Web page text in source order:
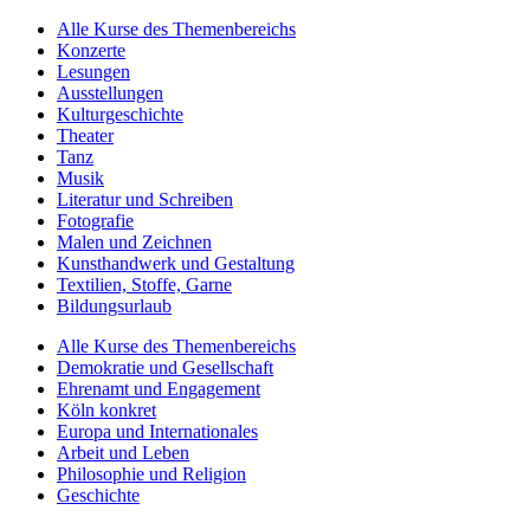
Alle Kurse des Themenbereichs
Konzerte
Lesungen
Ausstellungen
Kulturgeschichte
Theater
Tanz
Musik
Literatur und Schreiben
Fotografie
Malen und Zeichnen
Kunsthandwerk und Gestaltung
Textilien, Stoffe, Garne
Bildungsurlaub
Alle Kurse des Themenbereichs
Demokratie und Gesellschaft
Ehrenamt und Engagement
Köln konkret
Europa und Internationales
Arbeit und Leben
Philosophie und Religion
Geschichte